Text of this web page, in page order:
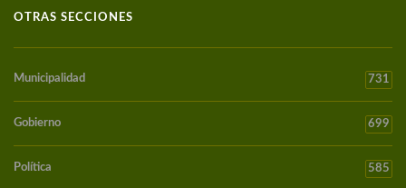
OTRAS SECCIONES
Municipalidad 731
Gobierno 699
Política 585